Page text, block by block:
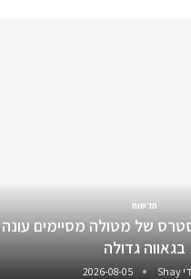
חדשות
של מטולה מסיימים עונה
בגאווה גדולה
Shay
2026-08-05